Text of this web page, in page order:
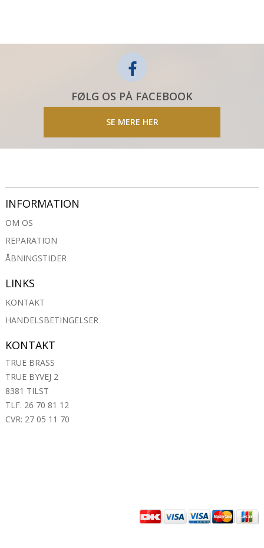
FØLG OS PÅ FACEBOOK
SE MERE HER
INFORMATION
OM OS
REPARATION
ÅBNINGSTIDER
LINKS
KONTAKT
HANDELSBETINGELSER
KONTAKT
TRUE BRASS
TRUE BYVEJ 2
8381 TILST
TLF. 26 70 81 12
CVR: 27 05 11 70